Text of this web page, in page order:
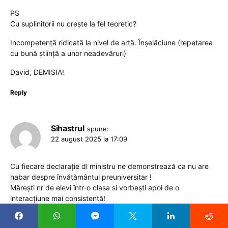
PS
Cu suplinitorii nu crește la fel teoretic?
Incompetență ridicată la nivel de artă. Înșelăciune (repetarea
cu bună știință a unor neadevăruri)
David, DEMISIA!
Reply
Sihastrul spune:
22 august 2025 la 17:09
Cu fiecare declarație dl ministru ne demonstrează ca nu are
habar despre învățământul preuniversitar !
Mărești nr de elevi într-o clasa si vorbești apoi de o
interacțiune mai consistentă!
O vrem pe Abramburică înapoi. Mai rău de atât nu se poate!